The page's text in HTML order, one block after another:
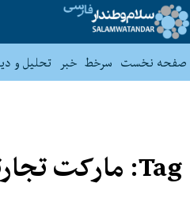
صفحه نخست سرخط خبر تحلیل و
Tag: مارکت تجارتی